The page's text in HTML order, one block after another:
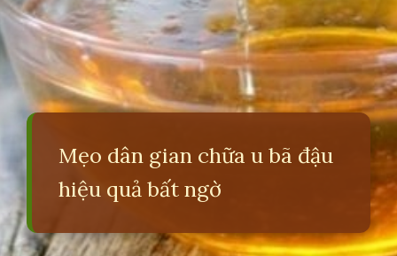
Mẹo dân gian chữa u bã đậu
hiệu quả bất ngờ